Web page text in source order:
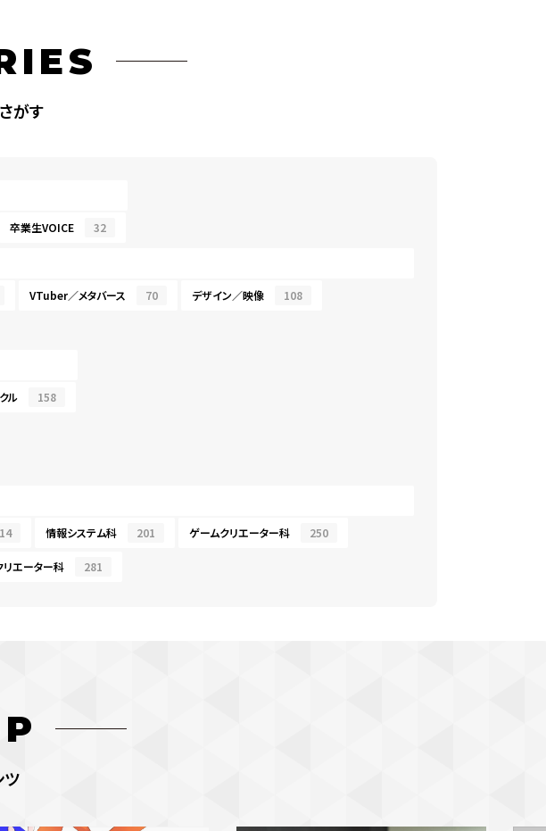
がす
卒業生VOICE 32
VTuber／メタバース 70 デザイン／映像 108
ル 158
情報システム科 201 ゲームクリエーター科 250
リエーター科 281
ツ